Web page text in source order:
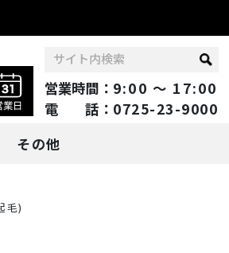
営業時間： 9:00 ～ 17:00
電 話： 0725-23-9000
その他
毛)